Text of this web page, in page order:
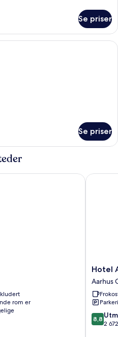
Se priser
Allergitestet sengetøy, skrivebord,
Se priser
rom er
Hotel
Atlantic
Aarhus
C
Hotel
Aarhus
8.8
av
8,8
2
Hotel